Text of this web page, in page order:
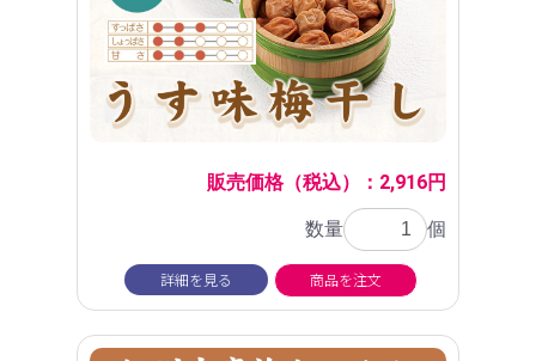
販売価格（税込）：2,916円
数量 個
詳細を見る 商品を注文